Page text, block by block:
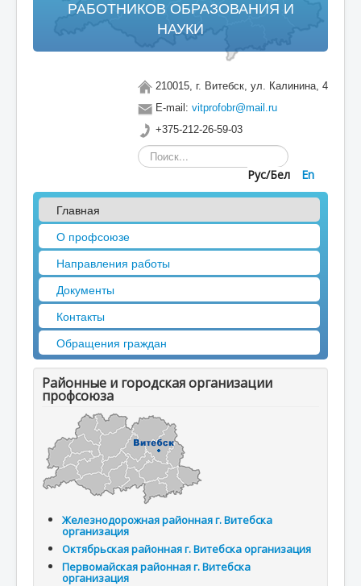
РАБОТНИКОВ ОБРАЗОВАНИЯ И
НАУКИ
210015, г. Витебск, ул. Калинина, 4
E-mail: vitprofobr@mail.ru
+375-212-26-59-03
Искать...
Рус/Бел En
Главная
О профсоюзе
Направления работы
Документы
Контакты
Обращения граждан
Районные и городская организации
профсоюза
Железнодорожная районная г. Витебска
организация
Октябрьская районная г. Витебска организация
Первомайская районная г. Витебска
организация